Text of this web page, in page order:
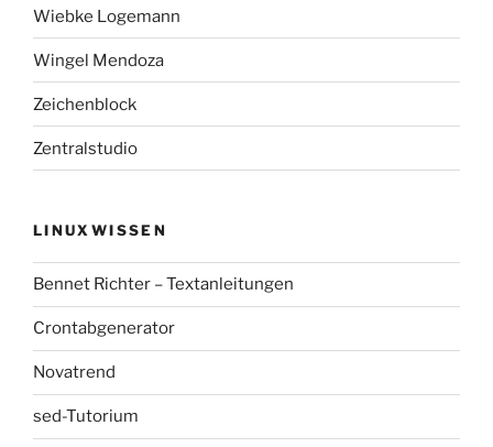
Wiebke Logemann
Wingel Mendoza
Zeichenblock
Zentralstudio
LINUXWISSEN
Bennet Richter – Textanleitungen
Crontabgenerator
Novatrend
sed-Tutorium